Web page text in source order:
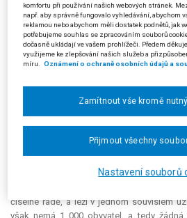
daném případě splněny zákonné
místníreferendumkonat. Rozhodnutí v
být v rozporu s právními předpisy, jak
referendu. Podle odpůrce dále
Hronova, tedy Velkého Dřevíče a
jedné části obce, nikoliv o několika
podmínky, které musí oddělovaná část
tohoto vymezení jsou Velký Dřevíč i
má své katastrální území a každá je
číselné řadě, a leží v jednom souvislém
však nemá 1 000 obyvatel, a tedy
komfortu při používání našich webových stránek.
např. aby správně fungovalo vyhledávání, abychom
reklamou nebo abychom měli dostatek podnětů, jak
potřebujeme souhlas se zpracováním souborů
dočasně ukládají ve vašem prohlížeči. Předem
využijeme ke zlepšování našich služeb a
míru.
Oznámení o ochraně osobních údajů a
Nastavení souborů
Zamítnout vše kromě
Přijmout všechny